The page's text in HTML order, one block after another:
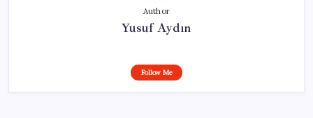
Author
Yusuf Aydın
Follow Me